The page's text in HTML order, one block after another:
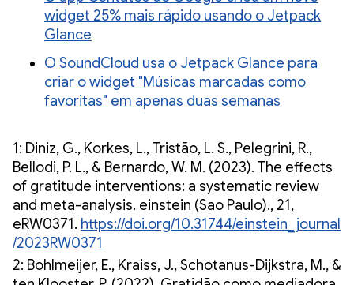
widget 25% mais rápido usando o Jetpack
Glance
O SoundCloud usa o Jetpack Glance para
criar o widget "Músicas marcadas como
favoritas" em apenas duas semanas
1: Diniz, G., Korkes, L., Tristão, L. S., Pelegrini, R.,
Bellodi, P. L., & Bernardo, W. M. (2023). The effects
of gratitude interventions: a systematic review
and meta-analysis. einstein (Sao Paulo)., 21,
eRW0371. https://doi.org/10.31744/einstein_journal
/2023RW0371
2: Bohlmeijer, E., Kraiss, J., Schotanus-Dijkstra, M., &